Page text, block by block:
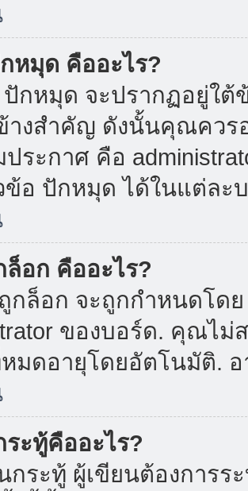
หมุด คืออะไร?
กหมุด จะปรากฏอยู่ใต้
งสำคัญ ดังนั้นคุณควร
ระกาศ คือ
อ ปักหมุด ได้ในแต่ละ
อก คืออะไร?
ล็อก จะถูกกำหนดโดย
ของบอร์ด. คุณไ
มดอายุโดยอัตโนมัติ.
ะทู้คืออะไร?
ระทู้ ผู้เขียนต้องการร